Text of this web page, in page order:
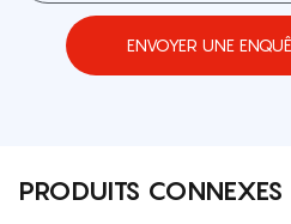
ENVOYER UNE
PRODUITS CONNEXES